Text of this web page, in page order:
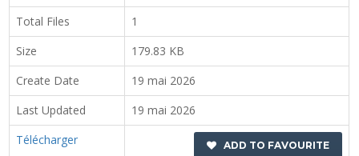
Total Files
1
Size
179.83 KB
Create Date
19 mai 2026
Last Updated
19 mai 2026
Télécharger
ADD TO FAVOURITE